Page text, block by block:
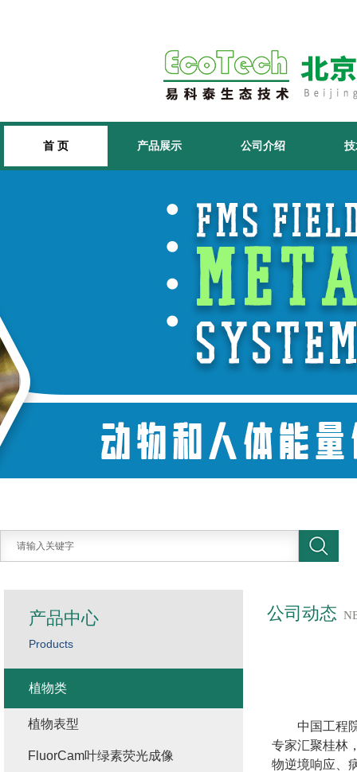
首 页 产品展示 公司介绍
公司动态
中国工程
专家汇聚桂林
物逆境响应、
产品中心
Products
植物类
植物表型
FluorCam叶绿素荧光成像